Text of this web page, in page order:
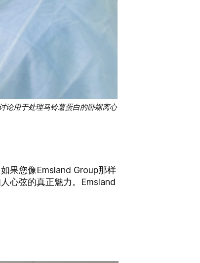
用于处理马铃薯蛋白的卧螺离心
果您像Emsland Group那样
心弦的真正魅力。Emsland